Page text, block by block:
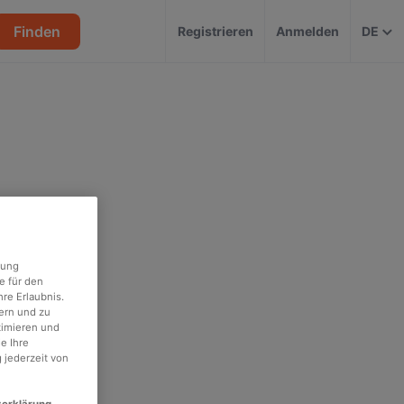
Finden Registrieren Anmelden DE
für den
Erlaubnis.
und zu
und
Ihre
jederzeit von